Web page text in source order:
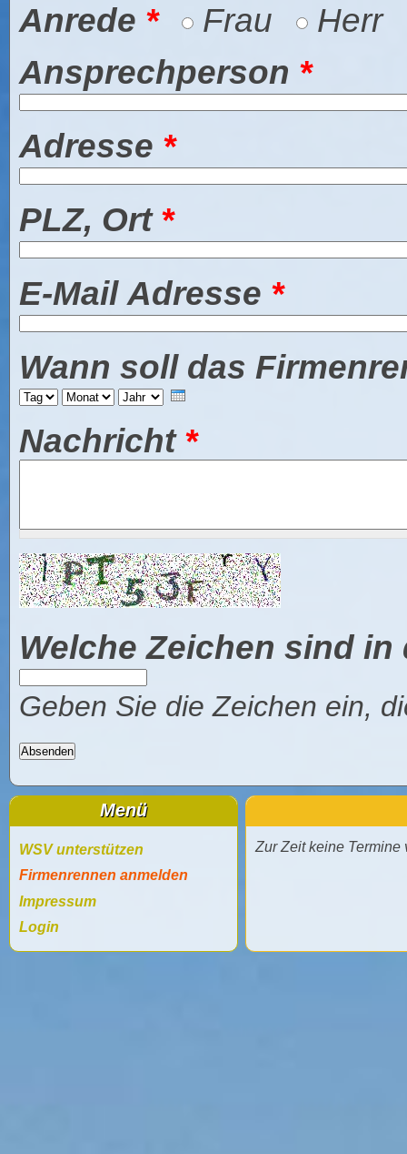
Anrede * Frau
Herr
Ansprechperson *
Adresse *
PLZ, Ort *
E-Mail Adresse *
Wann soll das
Tag Monat Jahr
Nachricht *
Welche Zeichen sind
Geben Sie die Zeichen ein,
Menü
WSV unterstützen
Firmenrennen anmelden
Impressum
Login
Zur Zeit keine Termine